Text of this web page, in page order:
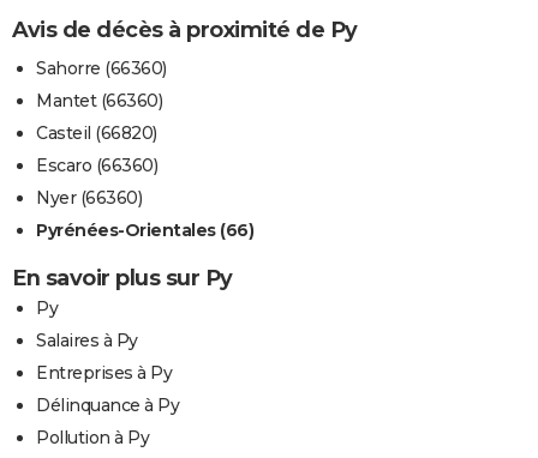
Avis de décès à proximité de Py
Sahorre (66360)
Mantet (66360)
Casteil (66820)
Escaro (66360)
Nyer (66360)
Pyrénées-Orientales (66)
En savoir plus sur Py
Py
Salaires à Py
Entreprises à Py
Délinquance à Py
Pollution à Py